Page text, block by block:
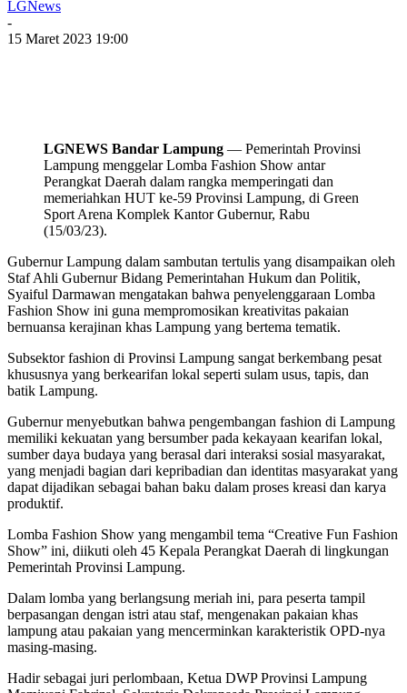
LGNews
-
15 Maret 2023 19:00
LGNEWS Bandar Lampung — Pemerintah Provinsi
Lampung menggelar Lomba Fashion Show antar
Perangkat Daerah dalam rangka memperingati dan
memeriahkan HUT ke-59 Provinsi Lampung, di Green
Sport Arena Komplek Kantor Gubernur, Rabu
(15/03/23).
Gubernur Lampung dalam sambutan tertulis yang disampaikan oleh
Staf Ahli Gubernur Bidang Pemerintahan Hukum dan Politik,
Syaiful Darmawan mengatakan bahwa penyelenggaraan Lomba
Fashion Show ini guna mempromosikan kreativitas pakaian
bernuansa kerajinan khas Lampung yang bertema tematik.
Subsektor fashion di Provinsi Lampung sangat berkembang pesat
khususnya yang berkearifan lokal seperti sulam usus, tapis, dan
batik Lampung.
Gubernur menyebutkan bahwa pengembangan fashion di Lampung
memiliki kekuatan yang bersumber pada kekayaan kearifan lokal,
sumber daya budaya yang berasal dari interaksi sosial masyarakat,
yang menjadi bagian dari kepribadian dan identitas masyarakat yang
dapat dijadikan sebagai bahan baku dalam proses kreasi dan karya
produktif.
Lomba Fashion Show yang mengambil tema “Creative Fun Fashion
Show” ini, diikuti oleh 45 Kepala Perangkat Daerah di lingkungan
Pemerintah Provinsi Lampung.
Dalam lomba yang berlangsung meriah ini, para peserta tampil
berpasangan dengan istri atau staf, mengenakan pakaian khas
lampung atau pakaian yang mencerminkan karakteristik OPD-nya
masing-masing.
Hadir sebagai juri perlombaan, Ketua DWP Provinsi Lampung